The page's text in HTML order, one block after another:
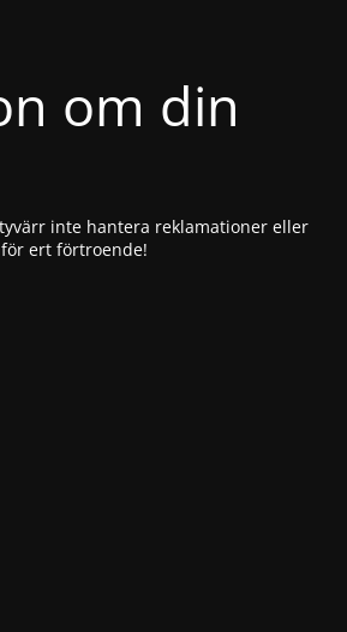
om din
inte hantera reklamationer eller
för ert förtroende!